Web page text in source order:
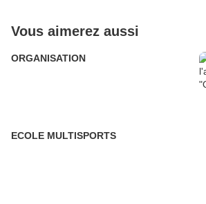
Vous aimerez aussi
ORGANISATION
ECOLE MULTISPORTS